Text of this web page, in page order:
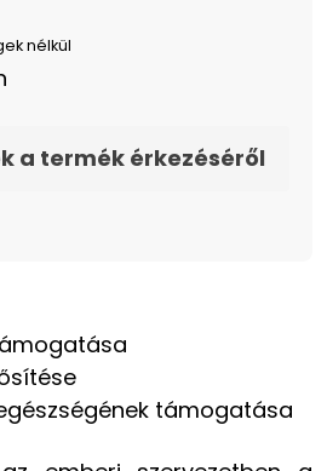
nélkül
a termék érkezéséről
támogatása